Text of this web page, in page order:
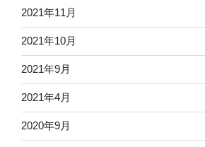
2021年11月
2021年10月
2021年9月
2021年4月
2020年9月